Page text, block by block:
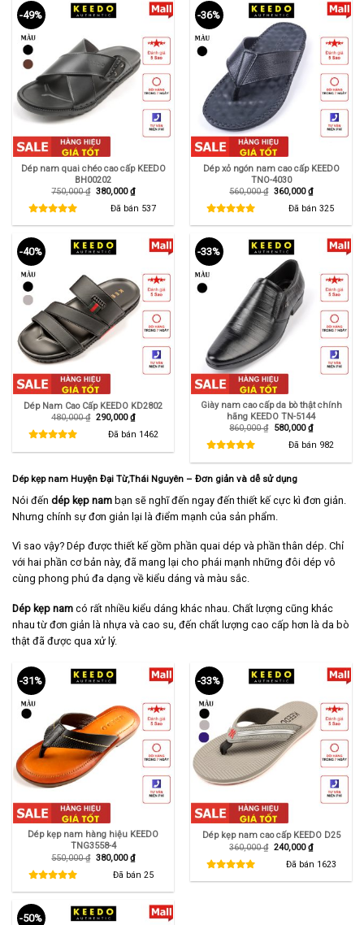
-49%
Dép nam quai chéo cao cấp KEEDO
BH00202
750,000₫ Giá
750,000 ₫.
380,000₫Giá
hiện
tại
là:
380,000 ₫.
Đã bán 537
-36%
Dép xỏ ngón nam cao cấp KEEDO
TNO-4030
560,000₫ Giá
560,000 ₫.
360,000₫Giá
hiện
tại
là:
360,000 ₫.
Đã bán 325
-40%
Dép Nam Cao Cấp KEEDO KD2802
480,000₫ Giá
290,000₫Giá
hiện
tại
Đã bán 1462
-33%
Giày nam cao cấp da bò thật chính
hãng KEEDO TN-5144
860,000₫ Giá
580,000₫Giá
hiện
tại
Đã bán 982
Dép kẹp nam Huyện Đại Từ,Thái Nguyên – Đơn giản và dễ sử dụng
Nói đến dép kẹp nam bạn sẽ nghĩ đến ngay đến thiết kế cực kì đơn giản.
Nhưng chính sự đơn giản lại là điểm mạnh của sản phẩm.
Vì sao vậy? Dép được thiết kế gồm phần quai dép và phần thân dép. Chỉ
với hai phần cơ bản này, đã mang lại cho phái mạnh những đôi dép vô
cùng phong phú đa dạng về kiểu dáng và màu sắc.
Dép kẹp nam có rất nhiều kiểu dáng khác nhau. Chất lượng cũng khác
nhau từ đơn giản là nhựa và cao su, đến chất lượng cao cấp hơn là da bò
thật đã được qua xử lý.
-31%
Dép kẹp nam hàng hiệu KEEDO
TNG3558-4
550,000₫ Giá
550,000 ₫.
380,000₫Giá
hiện
tại
là:
Đã bán 25
-33%
Dép kẹp nam cao cấp KEEDO D25
360,000₫ Giá
360,000 ₫.
240,000₫Giá
hiện
tại
là:
Đã bán 1623
-50%